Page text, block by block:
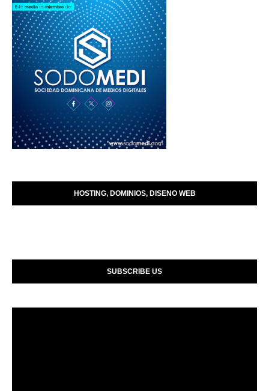
HOSTING, DOMINIOS, DISENO WEB
SUBSCRIBE US